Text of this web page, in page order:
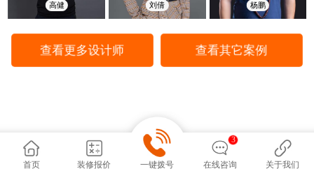
高健 刘倩 杨鹏
查看更多设计师 查看其它案例
首页 装修报价 一键拨号 在线咨询
3
关于我们